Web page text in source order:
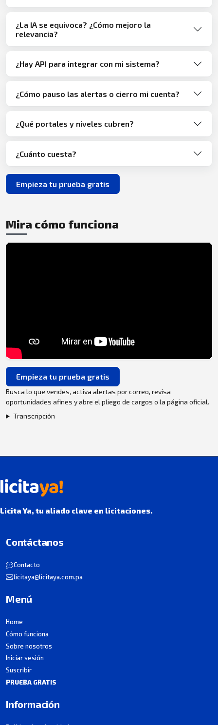
¿La IA se equivoca? ¿Cómo mejoro la
relevancia?
¿Hay API para integrar con mi sistema?
¿Cómo pauso las alertas o cierro mi cuenta?
¿Qué portales y niveles cubren?
¿Cuánto cuesta?
Empieza tu prueba gratis
Mira cómo funciona
Empieza tu prueba gratis
Busca lo que vendes, activa alertas por correo, revisa
oportunidades afines y abre el pliego de cargos o la página oficial.
Transcripción
Licita Ya, tu aliado clave en licitaciones.
Contáctanos
Contacto
licitaya@licitaya.com.pa
Menú
Home
Cómo funciona
Sobre nosotros
Iniciar sesión
Suscribir
PRUEBA GRATIS
Información